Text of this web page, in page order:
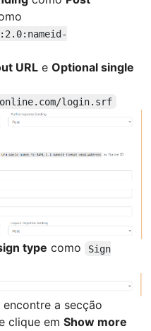
URL e Optional single
login.srf
type como
Sign
a secção
clique em Show more